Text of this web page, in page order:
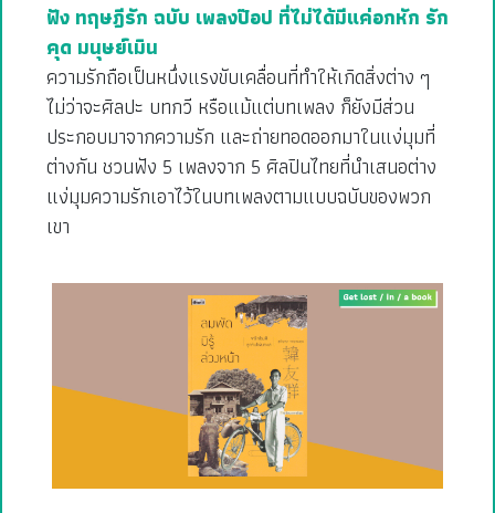
ฟัง ทฤษฎีรัก ฉบับ เพลงป๊อป ที่ไม่ได้มีแค่อกหัก รัก
คุด มนุษย์เมิน
ความรักถือเป็นหนึ่งแรงขับเคลื่อนที่ทำให้เกิดสิ่งต่าง ๆ
ไม่ว่าจะศิลปะ บทกวี หรือแม้แต่บทเพลง ก็ยังมีส่วน
ประกอบมาจากความรัก และถ่ายทอดออกมาในแง่มุมที่
ต่างกัน ชวนฟัง 5 เพลงจาก 5 ศิลปินไทยที่นำเสนอต่าง
แง่มุมความรักเอาไว้ในบทเพลงตามแบบฉบับของพวก
เขา